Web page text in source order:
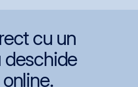
cu un
deschide
online.